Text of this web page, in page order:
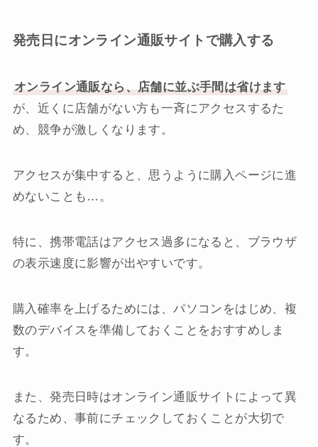
発売日にオンライン通販サイトで購入する
オンライン通販なら、店舗に並ぶ手間は省けます
が、近くに店舗がない方も一斉にアクセスするた
め、競争が激しくなります。
アクセスが集中すると、思うように購入ページに進
めないことも…。
特に、携帯電話はアクセス過多になると、ブラウザ
の表示速度に影響が出やすいです。
購入確率を上げるためには、パソコンをはじめ、複
数のデバイスを準備しておくことをおすすめしま
す。
また、発売日時はオンライン通販サイトによって異
なるため、事前にチェックしておくことが大切で
す。